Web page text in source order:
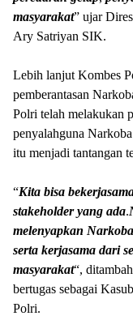
masyarakat” ujar
Ary Satriyan SIK.
Lebih lanjut Kombes
pemberantasan
Polri telah melakukan
penyalahguna
itu menjadi tantangan
“Kita bisa
stakeholder yang ada.
melenyapkan Narkoba
serta kerjasama dari
masyarakat“,
bertugas sebagai
Polri.